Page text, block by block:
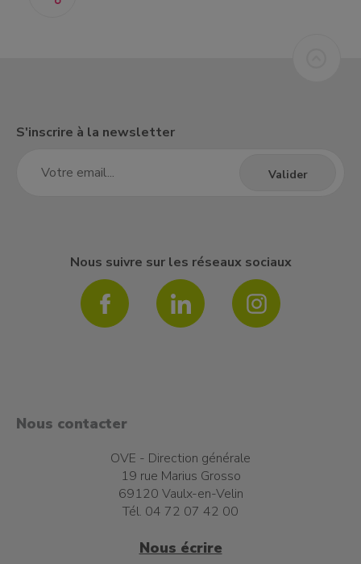
S'inscrire à la newsletter
Nous suivre sur les réseaux sociaux
Nous contacter
OVE - Direction générale
19 rue Marius Grosso
69120 Vaulx-en-Velin
Tél. 04 72 07 42 00
Nous écrire